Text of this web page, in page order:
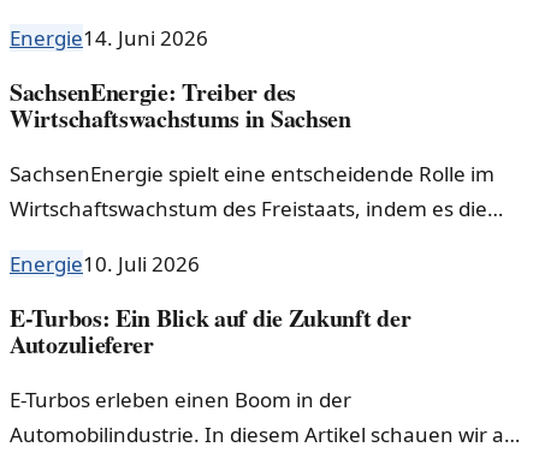
Vergleich zum Betrieb von Stromnetzen. Dieser Artikel
analysiert die Stärken und Herausforderungen beider
Unternehmen.
Energie14. Juni 2026
SachsenEnergie: Treiber des
Wirtschaftswachstums in Sachsen
SachsenEnergie spielt eine entscheidende Rolle im
Wirtschaftswachstum des Freistaats, indem es die
ausbaut.
Energie10. Juli 2026
E-Turbos: Ein Blick auf die Zukunft der
Autozulieferer
E-Turbos erleben einen Boom in der
Automobilindustrie. In diesem Artikel schauen wir auf